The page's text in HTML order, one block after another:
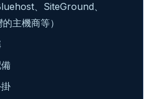
、SiteGround、
主機商等）